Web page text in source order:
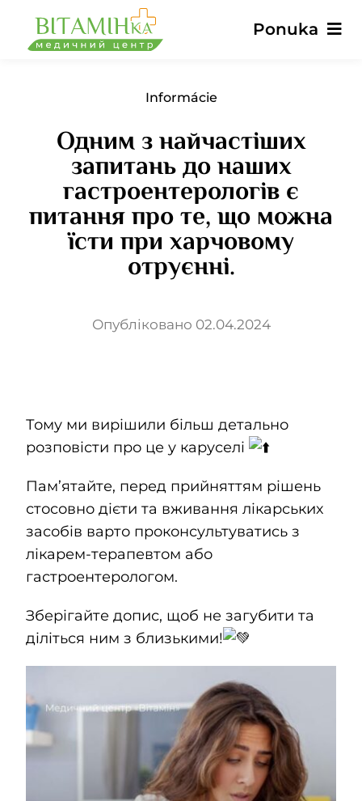
obsah
Ponuka
Hlavné
Služby
Lekári
Ceny
SK
Informácie
Одним з найчастіших
запитань до наших
гастроентерологів є
питання про те, що можна
їсти при харчовому
отруєнні.
Опубліковано 02.04.2024
Тому ми вирішили більш детально
розповісти про це у каруселі
Пам’ятайте, перед прийняттям рішень
стосовно дієти та вживання лікарських
засобів варто проконсультуватись з
лікарем-терапевтом або
гастроентерологом.
Зберігайте допис, щоб не загубити та
діліться ним з близькими!